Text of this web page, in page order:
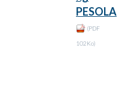
PESOLA
(PDF
102Ko)